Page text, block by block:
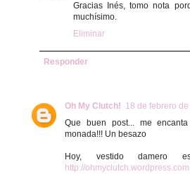
Gracias Inés, tomo nota
muchísimo.
Eliminar
Responder
Oh My Clutch! 18 de febrero
Que buen post... me
monada!!! Un besazo
Hoy, vestido damero
http://ohmyclutch.wordpress.com